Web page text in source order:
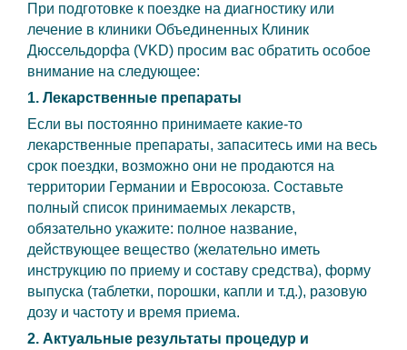
При подготовке к поездке на диагностику или
лечение в клиники Объединенных Клиник
Дюссельдорфа (VKD) просим вас обратить особое
внимание на следующее:
1. Лекарственные препараты
Если вы постоянно принимаете какие-то
лекарственные препараты, запаситесь ими на весь
срок поездки, возможно они не продаются на
территории Германии и Евросоюза. Составьте
полный список принимаемых лекарств,
обязательно укажите: полное название,
действующее вещество (желательно иметь
инструкцию по приему и составу средства), форму
выпуска (таблетки, порошки, капли и т.д.), разовую
дозу и частоту и время приема.
2. Актуальные результаты процедур и